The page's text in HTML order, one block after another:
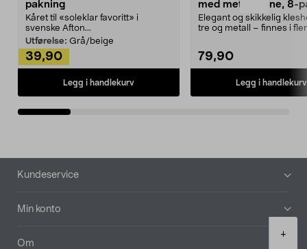
+
pakning
Kåret til «soleklar favoritt» i
svenske Afton...
Utførelse: Grå/beige
39,90
Legg i handlekurv
med metallpinne, 8-
Elegant og skikkelig
tre og metall – finnes i
79,90
Legg i handlekurv
Bunntekst
Kundeservice
Min konto
Om